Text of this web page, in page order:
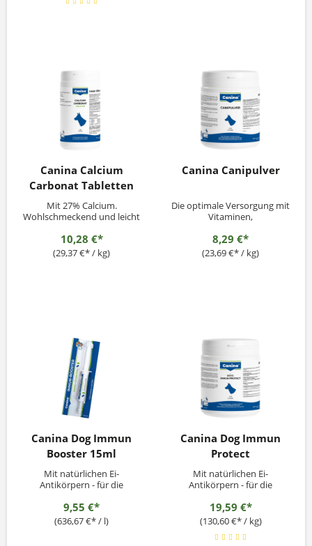
Canina Calcium
Carbonat Tabletten
Mit 27% Calcium.
Wohlschmeckend und leicht
10,28 €*
(29,37 €* / kg)
Canina Canipulver
Die optimale Versorgung mit
Vitaminen,
Phosphor für den
ausgewachsenen Hund
8,29 €*
(23,69 €* / kg)
Canina Dog Immun
Booster 15ml
Mit natürlichen Ei-
Antikörpern - für die
9,55 €*
(636,67 €* / l)
Canina Dog Immun
Protect
Mit natürlichen Ei-
Antikörpern - für die
19,59 €*
(130,60 €* / kg)